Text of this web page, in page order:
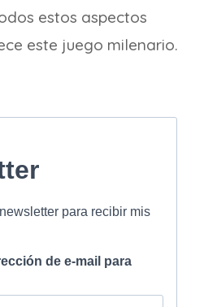
estos aspectos
este juego milenario.